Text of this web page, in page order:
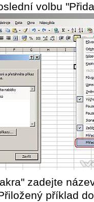
volbu
zadejte
příklad